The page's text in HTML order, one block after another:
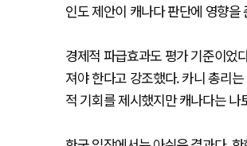
인도 제안이 캐나다 판단에 영향을
경제적 파급효과도 평가 기준이었
져야 한다고 강조했다. 카니 총리
적 기회를 제시했지만 캐나다는